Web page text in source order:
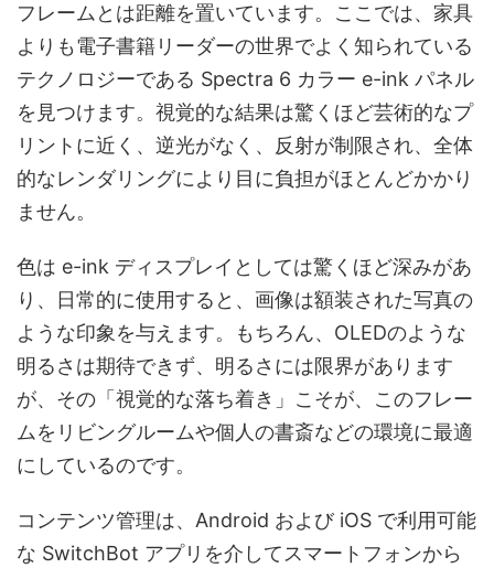
フレームとは距離を置いています。ここでは、家具
よりも電子書籍リーダーの世界でよく知られている
テクノロジーである Spectra 6 カラー e-ink パネル
を見つけます。視覚的な結果は驚くほど芸術的なプ
リントに近く、逆光がなく、反射が制限され、全体
的なレンダリングにより目に負担がほとんどかかり
ません。
色は e-ink ディスプレイとしては驚くほど深みがあ
り、日常的に使用すると、画像は額装された写真の
ような印象を与えます。もちろん、OLEDのような
明るさは期待できず、明るさには限界があります
が、その「視覚的な落ち着き」こそが、このフレー
ムをリビングルームや個人の書斎などの環境に最適
にしているのです。
コンテンツ管理は、Android および iOS で利用可能
な SwitchBot アプリを介してスマートフォンから